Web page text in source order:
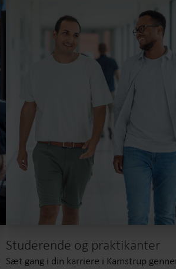
Studerende og praktikanter
Sæt gang i din karriere i Kamstrup